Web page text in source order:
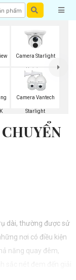
Camera Starlight
Uniview
Camera Vantech
Starlight
dài, thường được sử
nơi có điều kiện
năng quay đêm,